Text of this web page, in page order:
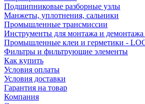
Подшипниковые разборные узлы
Манжеты, уплотнения, сальники
Промышленные трансмиссии
Инструменты для монтажа и
Промышленные клеи и герметики -
Фильтры и фильтрующие элементы
Как купить
Условия оплаты
Условия доставки
Гарантия на товар
Компания